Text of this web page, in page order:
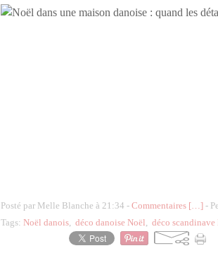
Posté par Melle Blanche à 21:34 - Commentaires […] -
Tags: Noël danois, déco danoise Noël, déco scandinave